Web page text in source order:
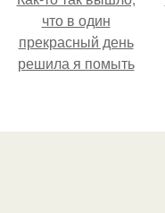
что в один
прекрасный день
решила я помыть
покое.